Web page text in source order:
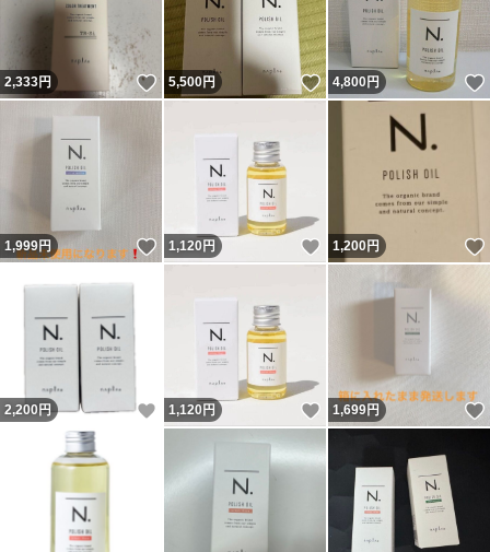
2,333円 いいね！
5,500円 いいね！
4,800円
1,999円 いいね！
1,120 円 いいね！
1,200円
2,200円 いいね！
1,120 円 いいね！
1,699円